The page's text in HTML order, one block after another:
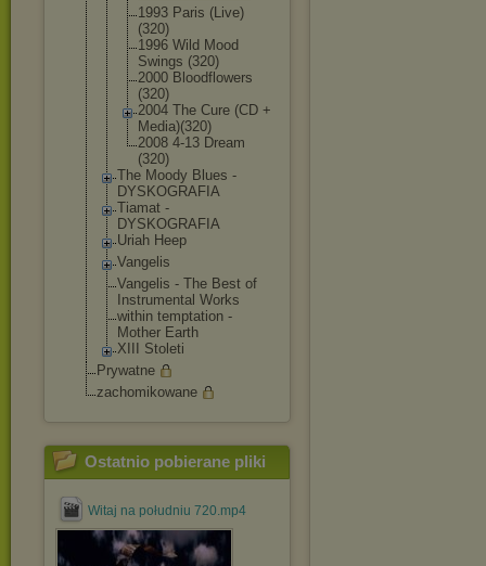
1993 Paris (Live)
(320)
1996 Wild Mood
Swings (320)
2000 Bloodflowers
(320)
2004 The Cure (CD +
Media)(320)
2008 4-13 Dream
(320)
The Moody Blues -
DYSKOGRAFIA
Tiamat -
DYSKOGRAFIA
Uriah Heep
Vangelis
Vangelis - The Best of
Instrumental Works
within temptation -
Mother Earth
XIII Stoleti
Prywatne
zachomikowane
Ostatnio pobierane pliki
Witaj na południu 720.mp4